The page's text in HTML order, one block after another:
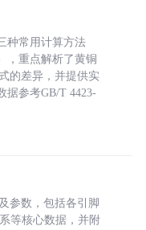
种常用计算方法
，重点解析了黄铜
的差异，并提供实
据参考GB/T 4423-
参数，包括各引脚
等核心数据，并附